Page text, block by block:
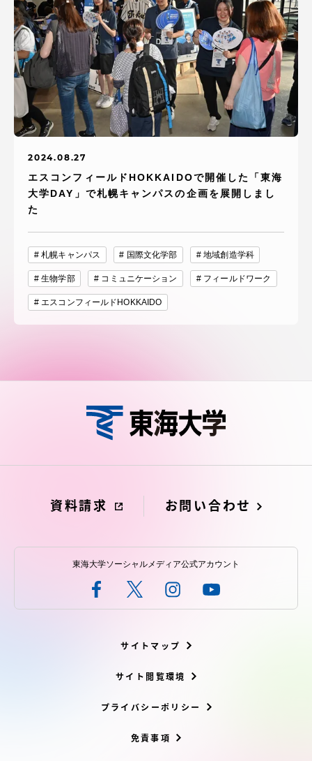
2024.08.27
エスコンフィールドHOKKAIDOで開催した「東海
大学DAY」で札幌キャンパスの企画を展開しまし
た
札幌キャンパス 国際文化学部 地域創造学科
生物学部 コミュニケーション フィールドワーク
エスコンフィールドHOKKAIDO
資料請求 お問い合わせ
東海大学ソーシャルメディア公式アカウント
サイトマップ
サイト閲覧環境
プライバシーポリシー
免責事項